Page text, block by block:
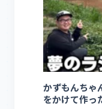
かずもんち
をかけて作っ